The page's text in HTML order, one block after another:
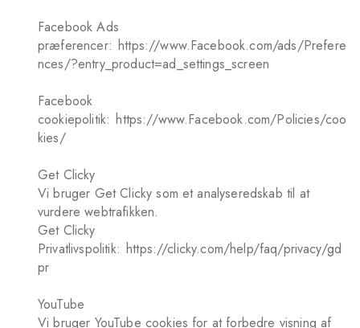
Facebook Ads
præferencer: https://www.Facebook.com/ads/Prefere
nces/?entry_product=ad_settings_screen
Facebook
cookiepolitik: https://www.Facebook.com/Policies/coo
kies/
Get Clicky
Vi bruger Get Clicky som et analyseredskab til at
vurdere webtrafikken.
Get Clicky
Privatlivspolitik: https://clicky.com/help/faq/privacy/gd
pr
YouTube
Vi bruger YouTube cookies for at forbedre visning af